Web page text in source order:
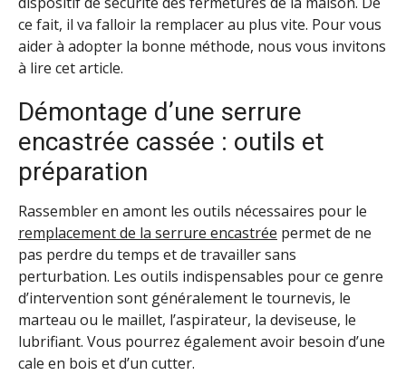
ce fait, il va falloir la remplacer au plus vite. Pour vous
aider à adopter la bonne méthode, nous vous invitons
à lire cet article.
Démontage d’une serrure
encastrée cassée : outils et
préparation
Rassembler en amont les outils nécessaires pour le
remplacementde la serrure encastrée permet de ne
pas perdre du temps et de travailler sans
perturbation. Les outils indispensables pour ce genre
d’intervention sont généralement le tournevis, le
marteau ou le maillet, l’aspirateur, la deviseuse, le
lubrifiant. Vous pourrez également avoir besoin d’une
cale en bois et d’un cutter.